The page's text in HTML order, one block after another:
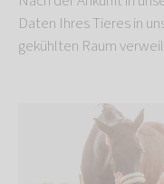
Daten Ihres Tieres in
gekühlten Raum